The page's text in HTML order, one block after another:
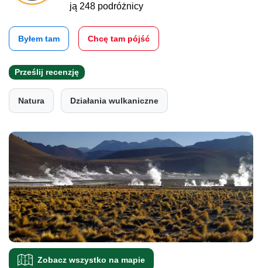
ją 248 podróżnicy
Byłem tam Chcę tam pójść
Prześlij recenzję
Natura Działania wulkaniczne
Zobacz wszystko na mapie